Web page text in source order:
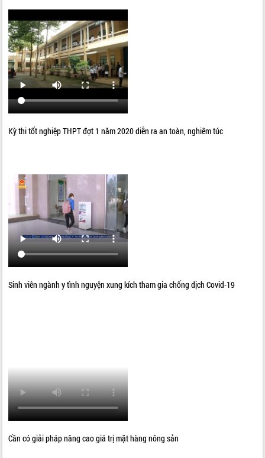
Kỳ thi tốt nghiệp THPT đợt 1 năm 2020 diễn ra an toàn, nghiêm túc
Sinh viên ngành y tình nguyện xung kích tham gia chống dịch Covid-19
Cần có giải pháp nâng cao giá trị mặt hàng nông sản